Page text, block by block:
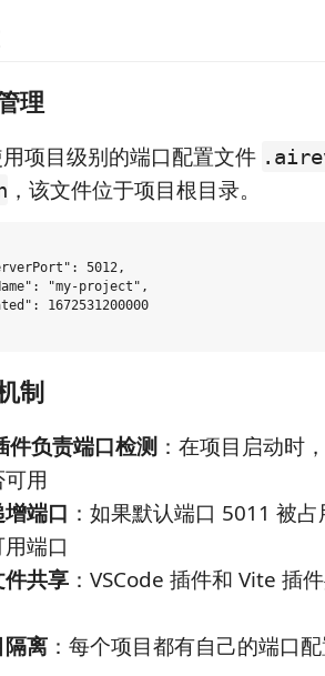
理
项目级别的端口配置文件
，该文件位于项目根目录。
5012,
"my-project",
1672531200000
制
件负责端口检测 ：在项目启动时
用
端口 ：如果默认端口 5011 被
端口
共享 ：VSCode 插件和 Vite 插
隔离 ：每个项目都有自己的端口